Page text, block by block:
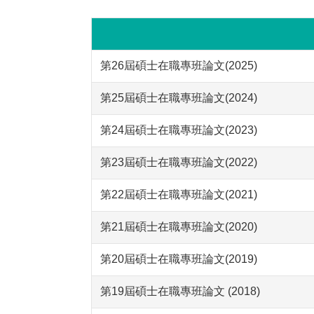
第26屆碩士在職專班論文(2025)
第25屆碩士在職專班論文(2024)
第24屆碩士在職專班論文(2023)
第23屆碩士在職專班論文(2022)
第22屆碩士在職專班論文(2021)
第21屆碩士在職專班論文(2020)
第20屆碩士在職專班論文(2019)
第19屆碩士在職專班論文 (2018)